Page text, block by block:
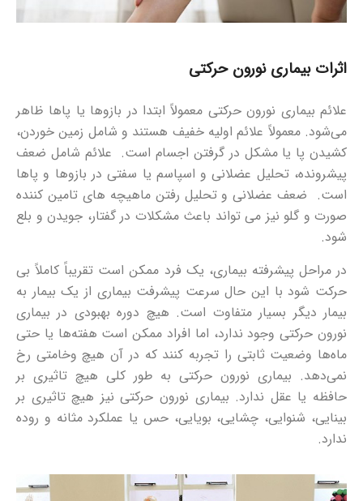
اثرات بیماری نورون حرکتی
علائم بیماری نورون حرکتی معمولاً ابتدا در بازوها یا پاها ظاهر
می‌شود. معمولاً علائم اولیه خفیف هستند و شامل زمین خوردن،
کشیدن پا یا مشکل در گرفتن اجسام است. علائم شامل ضعف
پیشرونده، تحلیل عضلانی و اسپاسم یا سفتی در بازوها و پاها
است. ضعف عضلانی و تحلیل رفتن ماهیچه های تامین کننده
صورت و گلو نیز می تواند باعث مشکلات در گفتار، جویدن و بلع
شود.
در مراحل پیشرفته بیماری، یک فرد ممکن است تقریباً کاملاً بی
حرکت شود با این حال سرعت پیشرفت بیماری از یک بیمار به
بیمار دیگر بسیار متفاوت است. هیچ دوره بهبودی در بیماری
نورون حرکتی وجود ندارد، اما افراد ممکن است هفته‌ها یا حتی
ماه‌ها وضعیت ثابتی را تجربه کنند که در آن هیچ وخامتی رخ
نمی‌دهد. بیماری نورون حرکتی به طور کلی هیچ تاثیری بر
حافظه یا عقل ندارد. بیماری نورون حرکتی نیز هیچ تاثیری بر
بینایی، شنوایی، چشایی، بویایی، حس یا عملکرد مثانه و روده
ندارد.